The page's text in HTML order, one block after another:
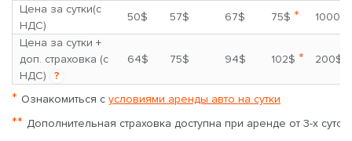
Цена за сутки(с
НДС)
50$ 57$ 67$ 75$ *
1000$
Цена за сутки +
доп. страховка (с
НДС)
?
64$ 75$ 94$ 102$ * 200$
* Ознакомиться с условиями аренды авто на сутки
** Дополнительная страховка доступна при аренде от 3-х суток